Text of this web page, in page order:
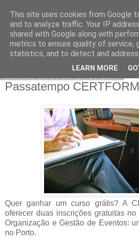
CERTFORM
Passatempo CERTFORM
Quer ganhar um curso grátis? A
oferecer duas inscrições gratuitas
Organização e Gestão de Eventos:
no Porto.
This site uses cookies from Google
and to analyze traffic. Your IP
shared with Google along with
metrics to ensure quality of service,
statistics, and to detect and address
LEARN MORE